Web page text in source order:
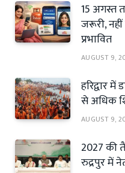
15 अगस्त
जरूरी,
प्रभावित
AUGUST 9,
हरिद्वार
से अधिक
AUGUST 9,
2027 की
रुद्रपुर में